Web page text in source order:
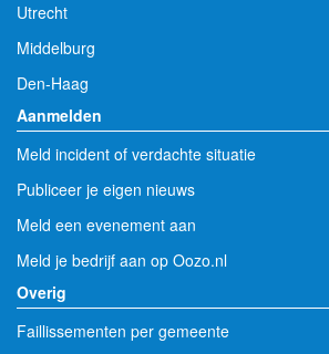
Utrecht
Middelburg
Den-Haag
Aanmelden
Meld incident of verdachte situatie
Publiceer je eigen nieuws
Meld een evenement aan
Meld je bedrijf aan op Oozo.nl
Overig
Faillissementen per gemeente